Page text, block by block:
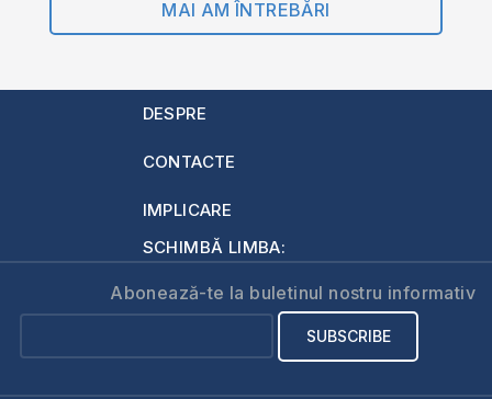
MAI AM ÎNTREBĂRI
DESPRE
CONTACTE
IMPLICARE
SCHIMBĂ LIMBA:
Abonează-te la buletinul nostru informativ